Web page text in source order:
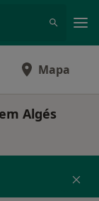
Mapa
Algés